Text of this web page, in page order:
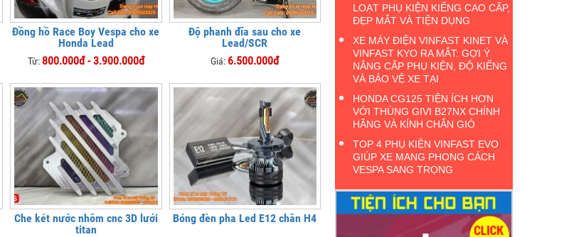
Đồng hồ Race Boy Vespa cho xe
Honda Lead
Từ: 800.000đ - 3.900.000đ
Độ phanh đĩa sau cho xe
Lead/SCR
Giá: 6.500.000đ
Che két nước nhôm cnc 3D lưới
titan
Bóng đèn pha Led E12 chân H4
LOẠT PHỤ KIỆN KIỂNG CAO CẤP,
ĐẸP MẮT VÀ TIỆN DỤNG
XE MÁY ĐIỆN VINFAST KINET VÀ
VINFAST KYO RA MẮT: GỢI Ý
NÂNG CẤP PHỤ KIỆN, ĐỘ KIỂNG
VÀ BẢO VỆ XE TẠI
HONDA CG125 TIỆN ÍCH HƠN
VỚI THÙNG GIVI B27NX CHÍNH
HÃNG VÀ KÍNH CHẮN GIÓ
TOP 4 PHỤ KIỆN VINFAST EVO
GIÚP XE MANG PHONG CÁCH
VESPA SANG TRỌNG